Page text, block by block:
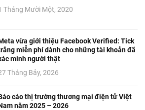
Tháng Mười Một, 2020
vừa giới thiệu Facebook Verified: Tick
miễn phí dành cho những tài khoản đã
minh người thật
Tháng Bảy, 2026
cáo thị trường thương mại điện tử Việt
năm 2025 – 2026